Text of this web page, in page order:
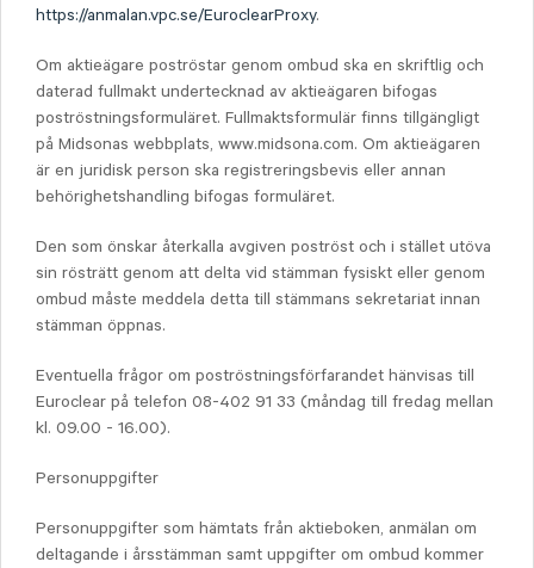
https://anmalan.vpc.se/EuroclearProxy.
Om aktieägare poströstar genom ombud ska en skriftlig och
daterad fullmakt undertecknad av aktieägaren bifogas
poströstningsformuläret. Fullmaktsformulär finns tillgängligt
på Midsonas webbplats, www.midsona.com. Om aktieägaren
är en juridisk person ska registreringsbevis eller annan
behörighetshandling bifogas formuläret.
Den som önskar återkalla avgiven poströst och i stället utöva
sin rösträtt genom att delta vid stämman fysiskt eller genom
ombud måste meddela detta till stämmans sekretariat innan
stämman öppnas.
Eventuella frågor om poströstningsförfarandet hänvisas till
Euroclear på telefon 08-402 91 33 (måndag till fredag mellan
kl. 09.00 - 16.00).
Personuppgifter
Personuppgifter som hämtats från aktieboken, anmälan om
deltagande i årsstämman samt uppgifter om ombud kommer